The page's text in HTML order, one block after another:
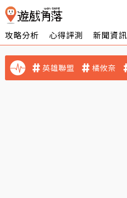
攻略分析 心得評測 新聞資訊
英雄聯盟 橘攸奈